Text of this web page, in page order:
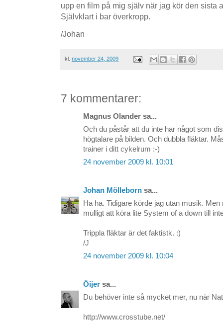
upp en film på mig själv när jag kör den sista
Självklart i bar överkropp.
/Johan
kl. november 24, 2009
7 kommentarer:
Magnus Olander sa...
Och du påstår att du inte har något som
högtalare på bilden. Och dubbla fläktar.
trainer i ditt cykelrum :-)
24 november 2009 kl. 10:01
Johan Mölleborn sa...
Ha ha. Tidigare körde jag utan musik.
mulligt att köra lite System of a down till
Trippla fläktar är det faktistk. :)
/J
24 november 2009 kl. 10:04
Öijer sa...
Du behöver inte så mycket mer, nu när
http://www.crosstube.net/